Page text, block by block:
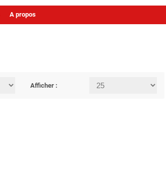
A propos
Afficher :